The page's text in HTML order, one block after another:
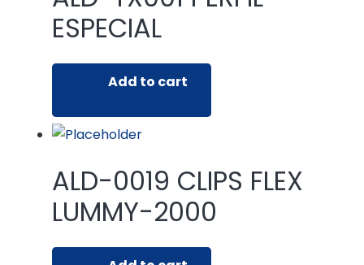
ESPECIAL
Add to cart
ALD-0019 CLIPS FLEX
LUMMY-2000